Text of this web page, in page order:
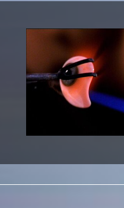
Ombudsstellen
AStA und StuPa
Freunde der KHM e.V.
In Erinnerung